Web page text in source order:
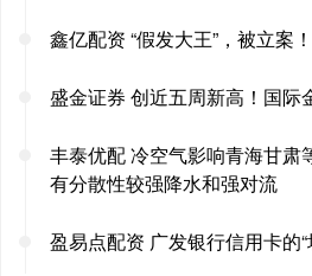
鑫亿配资 “假发大王”，被立案！
盛金证券 创近五周新高！国际
丰泰优配 冷空气影响青海甘肃
有分散性较强降水和强对流
盈易点配资 广发银行信用卡的